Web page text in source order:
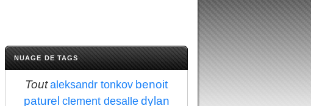
NUAGE DE TAGS
Tout aleksandr tonkov benoit
paturel clement desalle dylan